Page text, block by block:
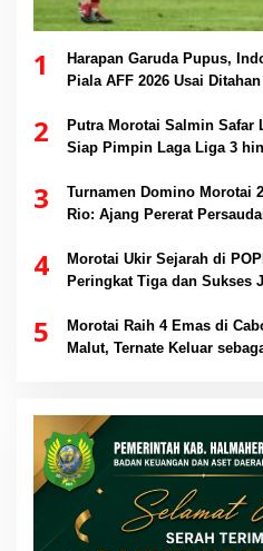
1
Harapan Garuda Pupus,
Piala AFF 2026 Usai
2
Putra Morotai Salmin Safar
Siap Pimpin Laga Liga 3
3
Turnamen Domino Morotai
Rio: Ajang Pererat
4
Morotai Ukir Sejarah di
Peringkat Tiga dan Sukses
5
Morotai Raih 4 Emas di
Malut, Ternate Keluar